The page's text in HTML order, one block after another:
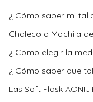
¿ Cómo saber mi
Chaleco o Mochila
¿ Cómo elegir la
¿ Cómo saber que
Las Soft Flask